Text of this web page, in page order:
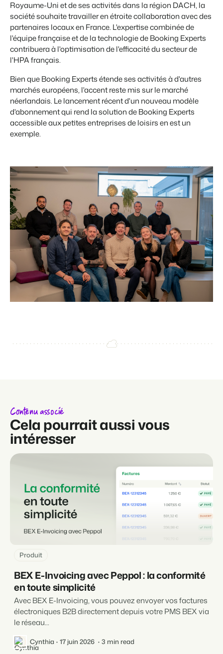
Royaume-Uni et de ses activités dans la région DACH, la
société souhaite travailler en étroite collaboration avec des
partenaires locaux en France. L'expertise combinée de
l'équipe française et de la technologie de Booking Experts
contribuera à l'optimisation de l'efficacité du secteur de
l'HPA français.
Bien que Booking Experts étende ses activités à d'autres
marchés européens, l'accent reste mis sur le marché
néerlandais. Le lancement récent d'un nouveau modèle
d'abonnement qui rend la solution de Booking Experts
accessible aux petites entreprises de loisirs en est un
exemple.
Contenu associé
Cela pourrait aussi vous
intéresser
Produit
BEX E-Invoicing avec Peppol : la conformité
en toute simplicité
Avec BEX E-Invoicing, vous pouvez envoyer vos factures
électroniques B2B directement depuis votre PMS BEX via
le réseau...
Cynthia 17 juin 2026 3 min read